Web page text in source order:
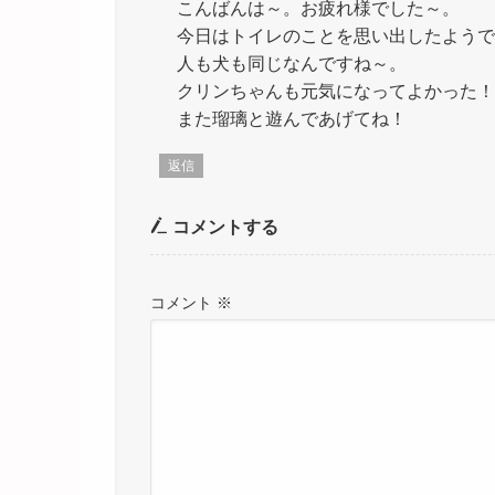
こんばんは～。お疲れ様でした～。
今日はトイレのことを思い出したよう
人も犬も同じなんですね～。
クリンちゃんも元気になってよかった！
また瑠璃と遊んであげてね！
返信
コメントする
コメント ※